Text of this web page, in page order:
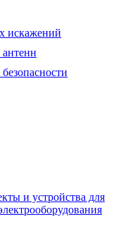
искажений
и устройства для